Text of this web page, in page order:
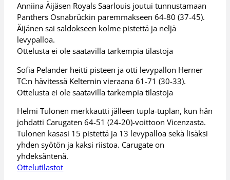
Anniina Äijäsen Royals Saarlouis joutui tunnustamaan
Panthers Osnabrückin paremmakseen 64-80 (37-45).
Äijänen sai saldokseen kolme pistettä ja neljä
levypalloa.
Ottelusta ei ole saatavilla tarkempia tilastoja
Sofia Pelander heitti pisteen ja otti levypallon Herner
TC:n hävitessä Kelternin vieraana 61-71 (30-33).
Ottelusta ei ole saatavilla tarkempia tilastoja
Helmi Tulonen merkkautti jälleen tupla-tuplan, kun hän
johdatti Carugaten 64-51 (24-20)-voittoon Vicenzasta.
Tulonen kasasi 15 pistettä ja 13 levypalloa sekä lisäksi
yhden syötön ja kaksi riistoa. Carugate on
yhdeksäntenä.
Ottelutilastot